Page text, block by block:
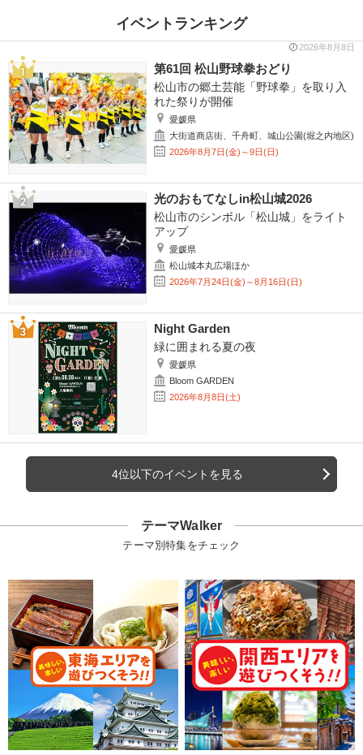
イベントランキング
2026年8月8日
第61回 松山野球拳おどり
松山市の郷土芸能「野球拳」を取り入
れた祭りが開催
愛媛県
大街道商店街、千舟町、城山公園(堀之内地区)
2026年8月7日(金)～9日(日)
光のおもてなしin松山城2026
松山市のシンボル「松山城」をライト
アップ
愛媛県
松山城本丸広場ほか
2026年7月24日(金)～8月16日(日)
Night Garden
緑に囲まれる夏の夜
愛媛県
Bloom GARDEN
2026年8月8日(土)
4位以下のイベントを見る
テーマWalker
テーマ別特集をチェック